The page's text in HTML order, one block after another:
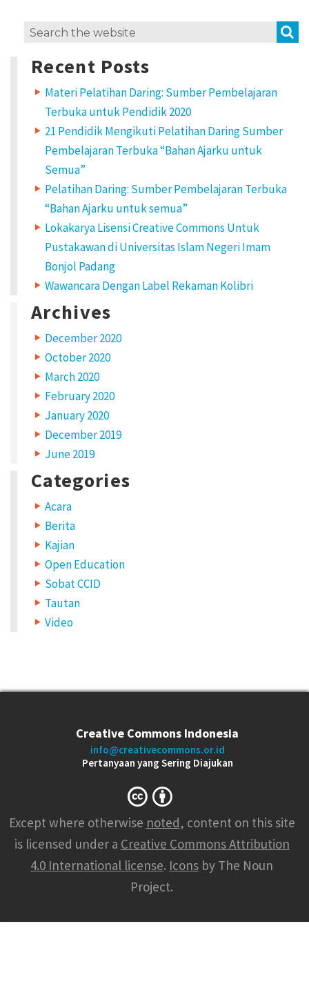
Search
Recent Posts
Materi Pelatihan Daring: Sumber Pembelajaran
Terbuka untuk Pendidik 2020
21 Pendidik Mengikuti Pelatihan Daring Sumber
Pembelajaran Terbuka “Bahan Ajarku untuk
Semua”
Pelatihan Daring: Sumber Pembelajaran Terbuka
“Bahan Ajarku untuk semua”
Lokakarya Lisensi Creative Commons Untuk
Pustakawan di Universitas Islam Negeri Imam
Bonjol Padang
Wawancara Dengan Label Rekaman Kolibri
Archives
December 2020
October 2020
March 2020
February 2020
January 2020
December 2019
June 2019
Categories
Acara
Berita
Kajian
Open Education
Sobat CCID
Tautan
Video
Creative Commons Indonesia
info@creativecommons.or.id
Pertanyaan yang Sering Diajukan
Except where otherwise noted, content on this site
is licensed under a Creative Commons Attribution
4.0 International license. Icons by The Noun
Project.